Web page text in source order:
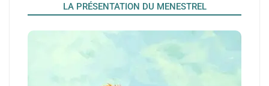
LA PRÉSENTATION DU MENESTREL